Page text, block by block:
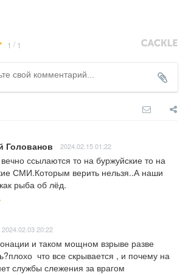
1 / 1
Голованов 2024.02.15 01:22
ссылаются то на буржуйские то на
СМИ.Которым верить нельзя..А наши
рыба об лёд.
2024.02.03 20:22
и таком мощном взрыве разве
что все скрывается , и почему на
службы слежения за врагом